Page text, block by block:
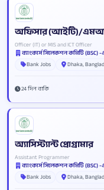
অফিসার (আইটি)/
Officer (IT) or MIS and ICT Officer
ব্যাংকার্স সিলেকশন কমিটি (BSC)
Bank Jobs
Dhaka,
24 দিন বাকি
অ্যাসিস্ট্যান্ট প্রোগ্রামার
Assistant Programmer
ব্যাংকার্স সিলেকশন কমিটি (BSC)
Bank Jobs
Dhaka,